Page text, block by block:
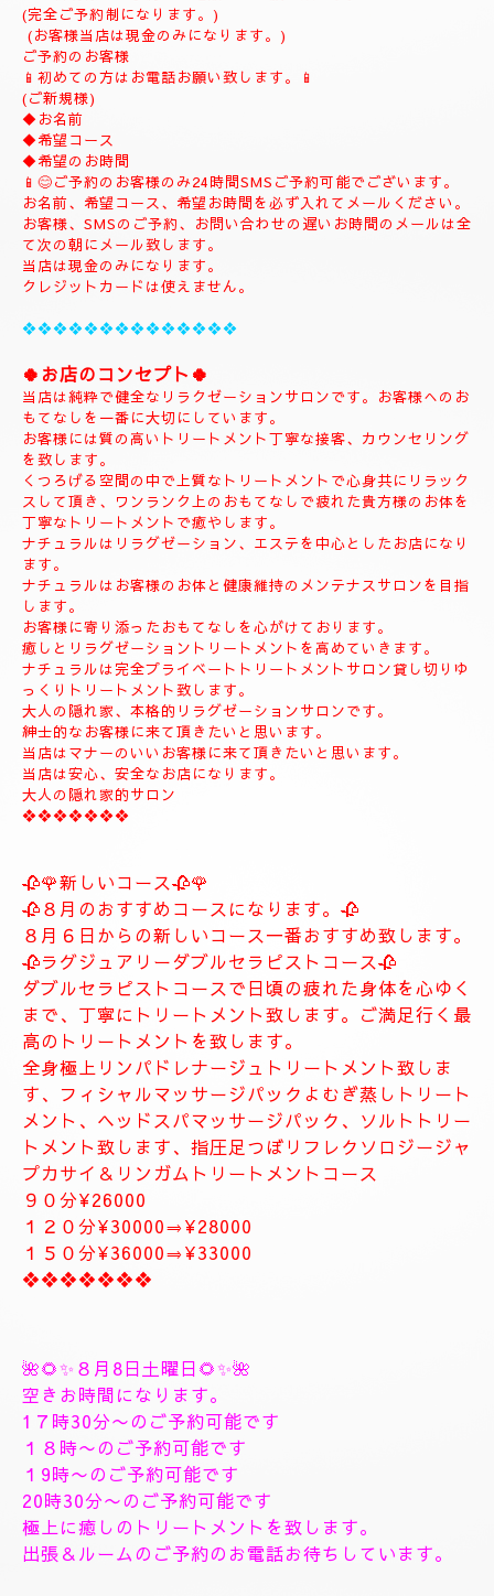
💎ナチュラルのホームページにようこそ
当店のHPをお選びいただき誠にありがとうございます。
📱090-1287-6359
(営業時間13:00～21:00)
(出張は最終受付22時迄になりますがそれ以降はご相談下さい。)
(完全ご予約制)
📱受付時間10時〜になります。📱
当日のご予約もご予約制になりますので、お早めのご予約でお願
い致します。
(お問い合わせは全てのお客様SMSのみ対応致します。)
SMSのご予約はお名前、入れてくださいね。
お電話のお客様はご予約のみ対応致します。
SMSでもご予約可能でございます。
📱ご新規様のご予約はお電話にてお願い致しす。📱
(お客様当店は現金のみになります。)
📱初めての方はお電話お願い致します。📱
(ご新規様)
◆お名前
◆希望コース
◆希望のお時間
📱😊ご予約のお客様のみ24時間SMSご予約可能でございます。
お名前、希望コース、希望お時間を必ず入れてメールください。
お客様、SMSのご予約、お問い合わせの遅いお時間のメールは全
て次の朝にメール致します。
当店は現金のみになります。
クレジットカードは使えません。
❖❖❖❖❖❖❖❖❖❖❖❖❖❖
🍀お店のコンセプト🍀
当店は純粋で健全なリラクゼーションサロンです。お客様へのお
もてなしを一番に大切にしています。
お客様には質の高いトリートメント丁寧な接客、カウンセリング
を致します。
くつろげる空間の中で上質なトリートメントで心身共にリラック
スして頂き、ワンランク上のおもてなしで疲れた貴方様のお体を
丁寧なトリートメントで癒やします。
ナチュラルはお客様のお体と健康維持のメンテナスサロンを目指
します。
お客様に寄り添ったおもてなしを心がけております。
癒しとリラグゼーショントリートメントを高めていきます。
ナチュラルは完全プライベートトリートメントサロン貸し切りゆ
っくりトリートメント致します。
大人の隠れ家、本格的リラグゼーションサロンです。
紳士的なお客様に来て頂きたいと思います。
当店はマナーのいいお客様に来て頂きたいと思います。
当店は安心、安全なお店になります。
大人の隠れ家的サロン
❖❖❖❖❖❖❖
🥀🌹新しいコース🥀🌹
🥀８月のおすすめコースになります。🥀
８月６日からの新しいコース一番おすすめ致します。
🥀ラグジュアリーダブルセラピストコース🥀
ダブルセラピストコースで日頃の疲れた身体を心ゆく
全身極上リンパドレナージュトリートメント致しま
す、フィシャルマッサージパックよむぎ蒸しトリート
メント、ヘッドスパマッサージパック、ソルトトリー
トメント致します、指圧足つぼリフレクソロジージャ
プカサイ＆リンガムトリートメントコース
９０分¥26000
１２０分¥30000⇒¥28000
１５０分¥36000⇒¥33000